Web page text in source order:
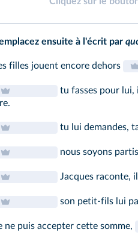
ensuite à l'écrit par
filles jouent encore dehors
tu fasses pour lui,
tu lui demandes,
nous soyons
Jacques raconte,
son petit‑fils lui
ne puis accepter cette somme,